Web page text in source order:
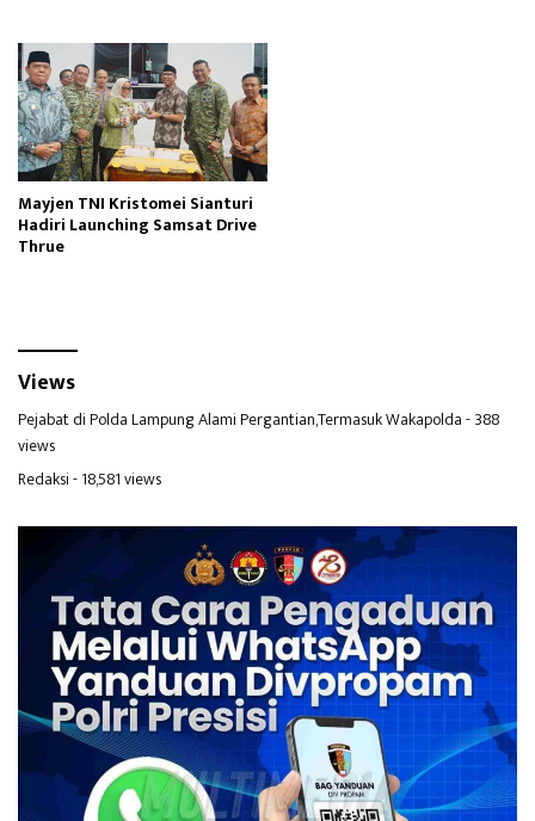
Mayjen TNI Kristomei Sianturi
Hadiri Launching Samsat Drive
Thrue
Views
Pejabat di Polda Lampung Alami Pergantian,Termasuk Wakapolda- 388
views
Redaksi- 18,581 views